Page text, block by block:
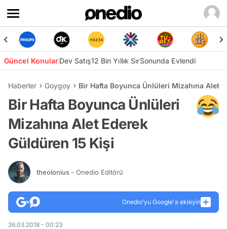
Güncel KonularDev Satış12 Bin Yıllık SırSonunda Evlendi
Haberler Goygoy Bir Hafta Boyunca Ünlüleri Mizahına Alet
Bir Hafta Boyunca Ünlüleri
Mizahına Alet Ederek
Güldüren 15 Kişi
theolonius - Onedio Editörü
Onedio’yu Google'a ekleyin
26.03.2018 - 00:23